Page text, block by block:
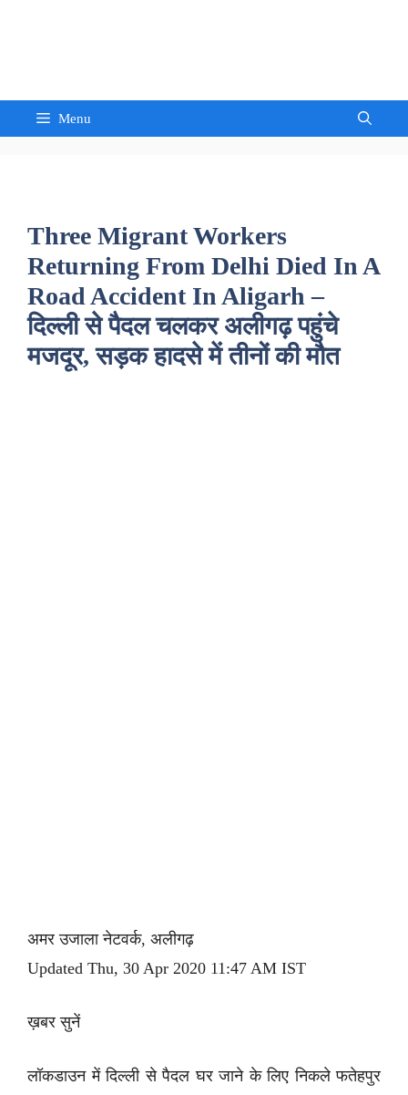
Menu
Three Migrant Workers
Returning From Delhi Died In A
Road Accident In Aligarh –
दिल्ली से पैदल चलकर अलीगढ़ पहुंचे
मजदूर, सड़क हादसे में तीनों की मौत
अमर उजाला नेटवर्क, अलीगढ़
Updated Thu, 30 Apr 2020 11:47 AM IST
ख़बर सुनें
लॉकडाउन में दिल्ली से पैदल घर जाने के लिए निकले फतेहपुर